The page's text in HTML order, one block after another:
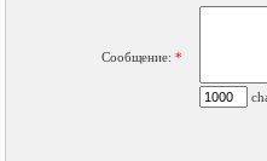
Сообщение: *